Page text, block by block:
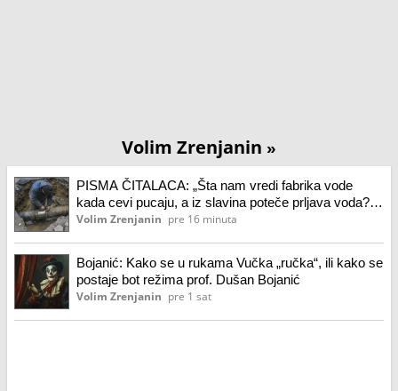
Volim Zrenjanin »
PISMA ČITALACA: „Šta nam vredi fabrika vode
kada cevi pucaju, a iz slavina poteče prljava voda?“
Pisma čitalaca
Volim Zrenjanin pre 16 minuta
Bojanić: Kako se u rukama Vučka „ručka“, ili kako se
postaje bot režima prof. Dušan Bojanić
Volim Zrenjanin pre 1 sat